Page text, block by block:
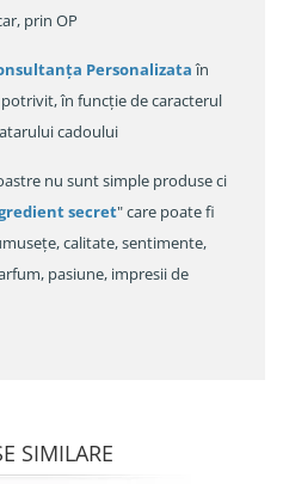
prin OP
Personalizataîn
în funcție de caracterul
cadoului
nu sunt simple produse ci
secret" care poate fi
calitate, sentimente,
pasiune, impresii de
SIMILARE